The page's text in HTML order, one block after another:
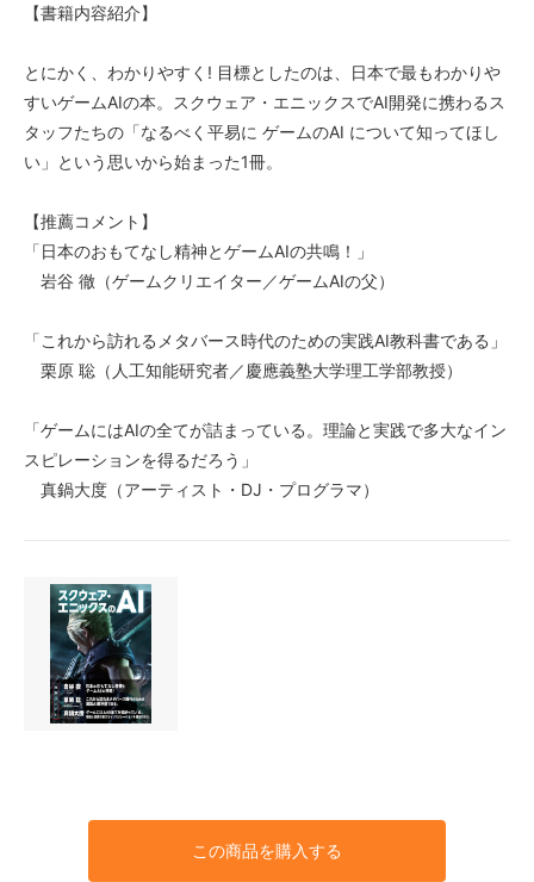
【書籍内容紹介】
とにかく、わかりやすく! 目標としたのは、日本で最もわかりや
すいゲームAIの本。スクウェア・エニックスでAI開発に携わるス
タッフたちの「なるべく平易に ゲームのAI について知ってほし
い」という思いから始まった1冊。
【推薦コメント】
「日本のおもてなし精神とゲームAIの共鳴！」
岩谷 徹（ゲームクリエイター／ゲームAIの父）
「これから訪れるメタバース時代のための実践AI教科書である」
栗原 聡（人工知能研究者／慶應義塾大学理工学部教授）
「ゲームにはAIの全てが詰まっている。理論と実践で多大なイン
スピレーションを得るだろう」
真鍋大度（アーティスト・DJ・プログラマ）
この商品を購入する